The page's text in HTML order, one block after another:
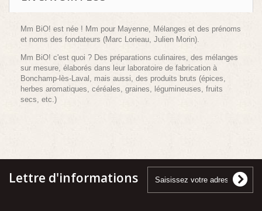
Mm BiO! est née ! Mm pour Mayenne, Mélanges et des prénoms
et noms des fondateurs (Marc Lorieau, Julien Morin).
Mm BiO! c'est quoi ? Des préparations culinaires, des mélanges
sur mesure, élaborés dans leur laboratoire de fabrication à
Bonchamp-lès-Laval, mais aussi, des produits bruts (épices,
herbes aromatiques, céréales, graines, légumineuses, fruits
secs, etc.)
Lettre d'informations